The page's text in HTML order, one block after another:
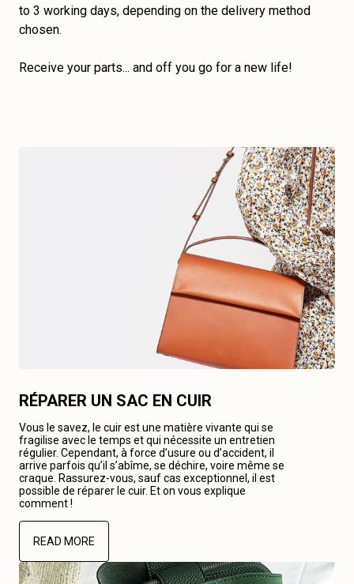
to 3 working days, depending on the delivery method
chosen.
Receive your parts... and off you go for a new life!
RÉPARER UN SAC EN CUIR
Vous le savez, le cuir est une matière vivante qui se
fragilise avec le temps et qui nécessite un entretien
régulier. Cependant, à force d’usure ou d’accident, il
arrive parfois qu’il s’abîme, se déchire, voire même se
craque. Rassurez-vous, sauf cas exceptionnel, il est
possible de réparer le cuir. Et on vous explique
comment !
READ MORE